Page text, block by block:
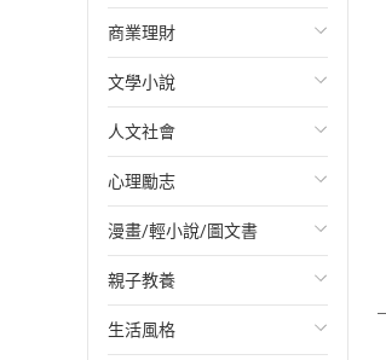
商業理財
投資理財
經濟/趨勢
財務/金融
管理/領導
職場工作術
成功法
文學小說
歐美文學
日本文學
韓國文學
華文文學
經典文學
人文社會
國際關係
政治
社會科學
台灣/中國歷史
心理勵志
心靈成長/情緒
人際關係
兩性關係
漫畫/輕小說/圖文書
輕小說
奇幻/科幻
親子教養
教育現場
生活風格